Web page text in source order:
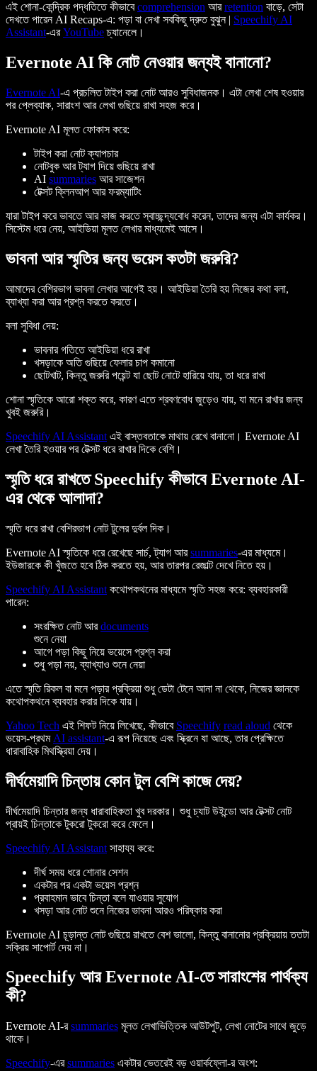
এই শোনা-কেন্দ্রিক পদ্ধতিতে কীভাবেcomprehension আরretention বাড়ে, সেটা
দেখতে পারেন AI Recaps-এ: পড়া বা দেখা সবকিছু দ্রুত বুঝুন | Speechify AI
Assistant-এরYouTubeচ্যানেলে।
Evernote AI কি নোট নেওয়ার জন্যই বানানো?
Evernote AI-এ প্রচলিত টাইপ করা নোট আরও সুবিধাজনক। এটা লেখা শেষ হওয়ার
পর প্লেব্যাক, সারাংশ আর লেখা গুছিয়ে রাখা সহজ করে।
Evernote AI মূলত ফোকাস করে:
টাইপ করা নোট ক্যাপচার
নোটবুক আর ট্যাগ দিয়ে গুছিয়ে রাখা
AI summaries আর সাজেশন
টেক্সট ক্লিনআপ আর ফরম্যাটিং
যারা টাইপ করে ভাবতে আর কাজ করতে স্বাচ্ছন্দ্যবোধ করেন, তাদের জন্য এটা কার্যকর।
সিস্টেম ধরে নেয়, আইডিয়া মূলত লেখার মাধ্যমেই আসে।
ভাবনা আর স্মৃতির জন্য ভয়েস কতটা জরুরি?
আমাদের বেশিরভাগ ভাবনা লেখার আগেই হয়। আইডিয়া তৈরি হয় নিজের কথা বলা,
ব্যাখ্যা করা আর প্রশ্ন করতে করতে।
বলা সুবিধা দেয়:
ভাবনার গতিতে আইডিয়া ধরে রাখা
খসড়াকে অতি গুছিয়ে ফেলার চাপ কমানো
ছোটখাট, কিন্তু জরুরি পয়েন্ট যা ছোট নোটে হারিয়ে যায়, তা ধরে রাখা
শোনা স্মৃতিকে আরো শক্ত করে, কারণ এতে শ্রবণবোধ জুড়েও যায়, যা মনে রাখার জন্য
খুবই জরুরি।
Speechify AI Assistant এই বাস্তবতাকে মাথায় রেখে বানানো। Evernote AI
লেখা তৈরি হওয়ার পর টেক্সট ধরে রাখার দিকে বেশি।
স্মৃতি ধরে রাখতে Speechify কীভাবে Evernote AI-
এর থেকে আলাদা?
স্মৃতি ধরে রাখা বেশিরভাগ নোট টুলের দুর্বল দিক।
Evernote AI স্মৃতিকে ধরে রেখেছে সার্চ, ট্যাগ আরsummaries-এর মাধ্যমে।
ইউজারকে কী খুঁজতে হবে ঠিক করতে হয়, আর তারপর রেজাল্ট দেখে নিতে হয়।
Speechify AI Assistant কথোপকথনের মাধ্যমে স্মৃতি সহজ করে: ব্যবহারকারী
পারেন:
সংরক্ষিত নোট আরdocuments
শুনে নেয়া
আগে পড়া কিছু নিয়ে ভয়েসে প্রশ্ন করা
শুধু পড়া নয়, ব্যাখ্যাও শুনে নেয়া
এতে স্মৃতি রিকল বা মনে পড়ার প্রক্রিয়া শুধু ডেটা টেনে আনা না থেকে, নিজের জ্ঞানকে
কথোপকথনে ব্যবহার করার দিকে যায়।
Yahoo Tech এই শিফট নিয়ে লিখেছে, কীভাবে Speechify read aloud থেকে
ভয়েস-প্রথম AI assistant-এ রূপ নিয়েছে এবং স্ক্রিনে যা আছে, তার প্রেক্ষিতে
ধারাবাহিক মিথস্ক্রিয়া দেয়।
দীর্ঘমেয়াদি চিন্তায় কোন টুল বেশি কাজে দেয়?
দীর্ঘমেয়াদি চিন্তার জন্য ধারাবাহিকতা খুব দরকার। শুধু চ্যাট উইন্ডো আর টেক্সট নোট
প্রায়ই চিন্তাকে টুকরো টুকরো করে ফেলে।
Speechify AI Assistant সাহায্য করে:
দীর্ঘ সময় ধরে শোনার সেশন
একটার পর একটা ভয়েস প্রশ্ন
প্রবাহমান ভাবে চিন্তা বলে যাওয়ার সুযোগ
খসড়া আর নোট শুনে নিজের ভাবনা আরও পরিষ্কার করা
Evernote AI চূড়ান্ত নোট গুছিয়ে রাখতে বেশ ভালো, কিন্তু বানানোর প্রক্রিয়ায় ততটা
সক্রিয় সাপোর্ট দেয় না।
Speechify আর Evernote AI-তে সারাংশের পার্থক্য
কী?
Evernote AI-রsummaries মূলত লেখাভিত্তিক আউটপুট, লেখা নোটের সাথে জুড়ে
থাকে।
Speechify-এরsummaries একটার ভেতরেই বড় ওয়ার্কফ্লো-র অংশ: